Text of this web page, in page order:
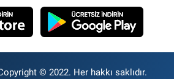
© 2022. Her hakkı saklıdır.